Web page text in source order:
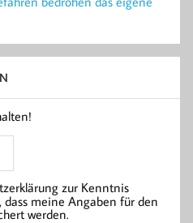
zur Kenntnis
meine Angaben für den
werden.